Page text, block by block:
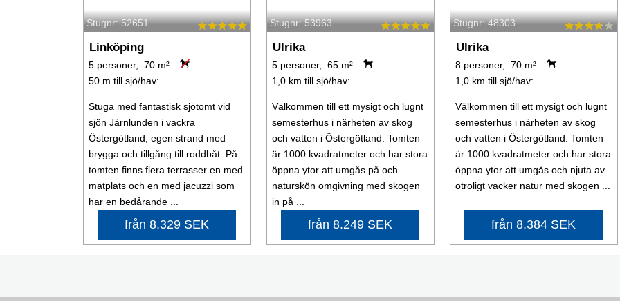
Stugnr: 52651
Linköping
5 personer, 70 m²
50 m till sjö/hav:.
Stuga med fantastisk sjötomt vid
sjön Järnlunden i vackra
Östergötland, egen strand med
brygga och tillgång till roddbåt. På
tomten finns flera terrasser en med
matplats och en med jacuzzi som
har en bedårande ...
från 8.329 SEK
Stugnr: 53963
Ulrika
5 personer, 65 m²
1,0 km till sjö/hav:.
Välkommen till ett mysigt och lugnt
semesterhus i närheten av skog
och vatten i Östergötland. Tomten
är 1000 kvadratmeter och har stora
öppna ytor att umgås på och
naturskön omgivning med skogen
in på ...
från 8.249 SEK
Stugnr: 48303
Ulrika
8 personer, 70 m²
1,0 km till sjö/hav:.
Välkommen till ett mysigt och lugnt
semesterhus i närheten av skog
och vatten i Östergötland. Tomten
är 1000 kvadratmeter och har stora
öppna ytor att umgås och njuta av
otroligt vacker natur med skogen ...
från 8.384 SEK